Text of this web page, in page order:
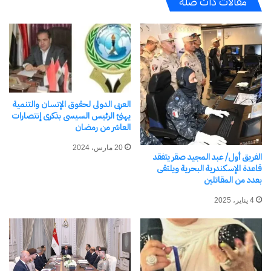
الرئيس عبدالفتاح السيسي/ أنا
مش بعيد عن حال الناس
27 ديسمبر، 2023
في "الأخبار News"
الأمان في مصر أليس له ثمن
الأن؟
13 مارس، 2026
في "لقاء وحوار"
بالإنفوجراف… حلم المواطنة
والوحدة الوطنية يصبح واقعاً
يعيشه المصريون
3 يناير، 2024
في "الأخبار News"
بهبهاني
الفريق أول/ عبد المجيد صقر يتفقد
قاعدة الإسكندرية البحرية ويلتقى
بعدد من المقاتلين
4 يناير، 2025
العربى الدولى لحقوق الإنسان والتنمية
يهنئ الرئيس السيسى بذكرى إنتصارات
العاشر من رمضان
20 مارس، 2024